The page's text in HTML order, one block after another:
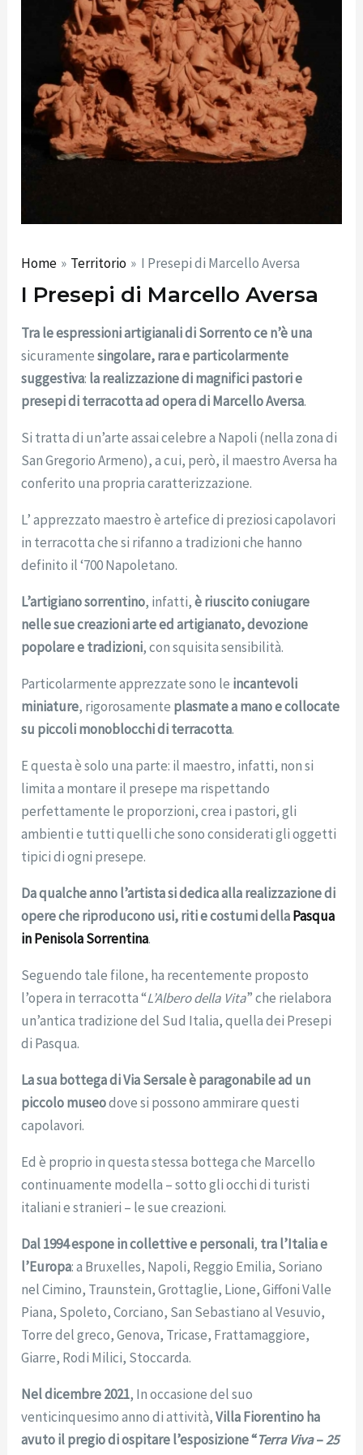
Home Territorio I Presepi di Marcello Aversa
I Presepi di Marcello Aversa
Tra le espressioni artigianali di Sorrento ce n’è una
sicuramentesingolare, rara e particolarmente
suggestiva: la realizzazione di magnifici pastori e
presepi di terracottaadopera di Marcello Aversa.
Si tratta di un’arte assai celebre a Napoli (nella zona di
San Gregorio Armeno), a cui, però, il maestro Aversa ha
conferito una propria caratterizzazione.
L’ apprezzato maestro è artefice di preziosi capolavori
in terracotta che si rifanno a tradizioni che hanno
definito il ‘700 Napoletano.
L’artigiano sorrentino, infatti,è riuscito coniugare
nelle sue creazioniarte ed artigianato, devozione
popolare e tradizioni, con squisita sensibilità.
Particolarmente apprezzate sono le incantevoli
miniature, rigorosamente plasmate a mano e collocate
su piccoli monoblocchi di terracotta.
E questa è solo una parte: il maestro, infatti, non si
limita a montare il presepe ma rispettando
perfettamente le proporzioni, crea i pastori, gli
ambienti e tutti quelli che sono considerati gli oggetti
tipici di ogni presepe.
Da qualche annol’artista si dedica alla realizzazione di
opere che riproducono usi, riti e costumi dellaPasqua
in Penisola Sorrentina.
Seguendo tale filone, ha recentemente proposto
l’opera in terracotta “L’Albero della Vita” che rielabora
un’antica tradizione del Sud Italia, quella dei Presepi
di Pasqua.
La sua bottega di Via Sersale è paragonabile ad un
piccolo museodove si possono ammirare questi
capolavori.
Ed è proprio in questa stessa bottega che Marcello
continuamente modella – sotto gli occhi di turisti
italiani e stranieri – le sue creazioni.
Dal 1994 espone in collettive e personali, tra l’Italia e
l’Europa: a Bruxelles, Napoli, Reggio Emilia, Soriano
nel Cimino, Traunstein, Grottaglie, Lione, Giffoni Valle
Piana, Spoleto, Corciano, San Sebastiano al Vesuvio,
Torre del greco, Genova, Tricase, Frattamaggiore,
Giarre, Rodi Milici, Stoccarda.
Nel dicembre 2021, In occasione del suo
venticinquesimo anno di attività,Villa Fiorentino ha
avuto il pregio di ospitare l’esposizione “Terra Viva–25